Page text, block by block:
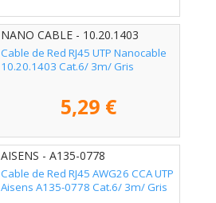
NANO CABLE - 10.20.1403
Cable de Red RJ45 UTP Nanocable
10.20.1403 Cat.6/ 3m/ Gris
5,29 €
AISENS - A135-0778
Cable de Red RJ45 AWG26 CCA UTP
Aisens A135-0778 Cat.6/ 3m/ Gris